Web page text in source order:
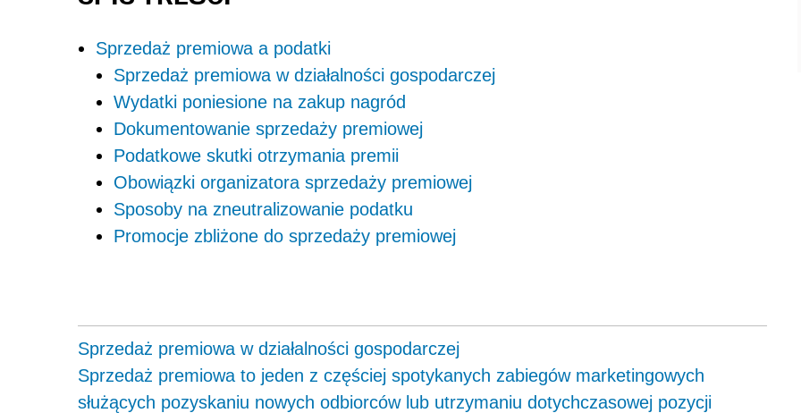
Sprzedaż premiowa a podatki
Sprzedaż premiowa w działalności gospodarczej
Wydatki poniesione na zakup nagród
Dokumentowanie sprzedaży premiowej
Podatkowe skutki otrzymania premii
Obowiązki organizatora sprzedaży premiowej
Sposoby na zneutralizowanie podatku
Promocje zbliżone do sprzedaży premiowej
Sprzedaż premiowa w działalności gospodarczej
Sprzedaż premiowa to jeden z częściej spotykanych zabiegów marketingowych
służących pozyskaniu nowych odbiorców lub utrzymaniu dotychczasowej pozycji